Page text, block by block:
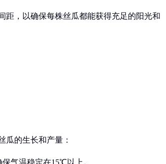
距，以确保每株丝瓜都能获得充足的阳光和
瓜的生长和产量：
气温稳定在15℃以上。